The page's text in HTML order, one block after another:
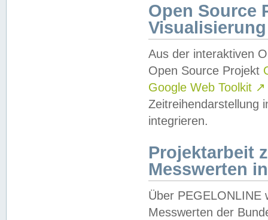
Open Source
Visualisierung
Aus der interaktiven
Open Source Projekt
Google Web Toolkit ↗
Zeitreihendarstellung
integrieren.
Projektarbeit
Messwerten
Über PEGELONLINE
Messwerten der